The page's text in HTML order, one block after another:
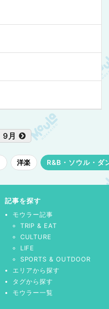
9月
洋楽 R&B・ソウル・ダ
記事を探す
モウラー記事
TRIP & EAT
CULTURE
LIFE
SPORTS & OUTDOOR
エリアから探す
タグから探す
モウラー一覧